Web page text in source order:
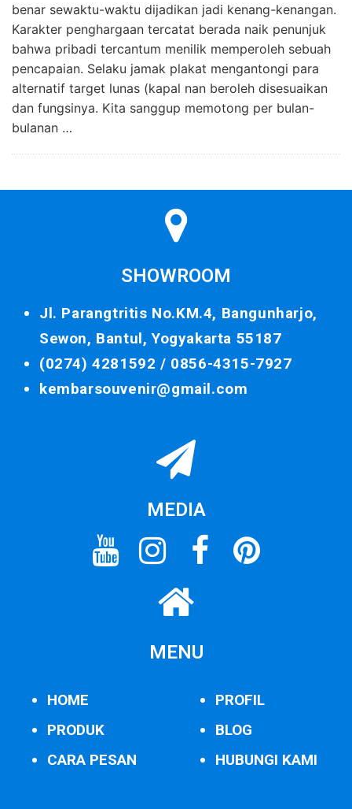
benar sewaktu-waktu dijadikan jadi kenang-kenangan.
Karakter penghargaan tercatat berada naik penunjuk
bahwa pribadi tercantum menilik memperoleh sebuah
pencapaian. Selaku jamak plakat mengantongi para
alternatif target lunas (kapal nan beroleh disesuaikan
dan fungsinya. Kita sanggup memotong per bulan-
bulanan …
SHOWROOM
Jl. Parangtritis No.KM.4, Bangunharjo,
Sewon, Bantul, Yogyakarta 55187
(0274) 4281592 / 0856-4315-7927
kembarsouvenir@gmail.com
MEDIA
MENU
HOME
PRODUK
CARA PESAN
PROFIL
BLOG
HUBUNGI KAMI